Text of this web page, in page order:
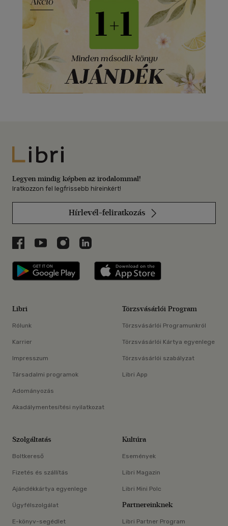
Libri
Legyen mindig képben az irodalommal!
Iratkozzon fel legfrissebb híreinkért!
Hírlevél-feliratkozás
Libri a Facebookon
Libri a Youtube-on
Libri az Instagramon
Libri a LinkedInen
Libri applikáció Szerezd meg: Google
Libri
Rólunk
Karrier
Impresszum
Társadalmi programok
Adományozás
Akadálymentesítési nyilatkozat
Törzsvásárlói Program
Törzsvásárlói Programunkról
Törzsvásárlói Kártya egyenlege
Törzsvásárlói szabályzat
Libri App
Szolgáltatás
Boltkereső
Fizetés és szállítás
Ajándékkártya egyenlege
Ügyfélszolgálat
E-könyv-segédlet
Kultúra
Események
Libri Magazin
Libri Mini Polc
Partnereinknek
Libri Partner Program